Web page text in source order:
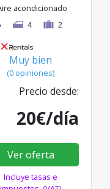
acondicionado
4 2
Muy bien
(0 opiniones)
Precio desde:
20€/día
Ver oferta
Incluye tasas e